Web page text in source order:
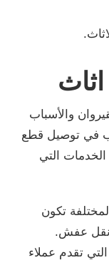
والأسباب
في توصيل قطع
الخدمات التي
تكون
نقل عفش.
تقدم عملاء